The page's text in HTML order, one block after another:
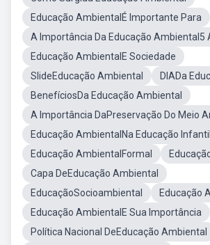
Educação AmbientalÉ Importante Para
A Importância Da Educação Ambiental5
Educação AmbientalE Sociedade
SlideEducação Ambiental
DIADa
BenefíciosDa Educação Ambiental
A Importância DaPreservação Do Meio
Educação AmbientalNa Educação Infantil
Educação AmbientalFormal
Capa DeEducação Ambiental
EducaçãoSocioambiental
Educação
Educação AmbientalE Sua Importância
Política Nacional DeEducação Ambiental